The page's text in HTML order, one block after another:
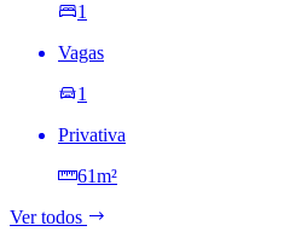
1
Vagas
1
Privativa
61m²
Ver todos